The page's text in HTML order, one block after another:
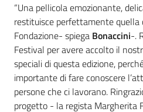
“Una pellicola emozionante,
restituisce perfettamente quella
Fondazione- spiega Bonaccini-.
Festival per avere accolto il
speciali di questa edizione,
importante di fare conoscere
persone che ci lavorano.
progetto - la regista Margherita